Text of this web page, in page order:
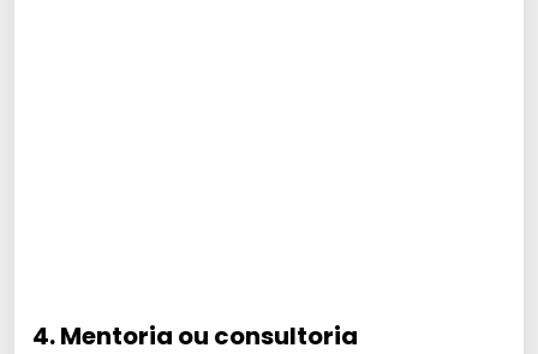
4. Mentoria ou consultoria